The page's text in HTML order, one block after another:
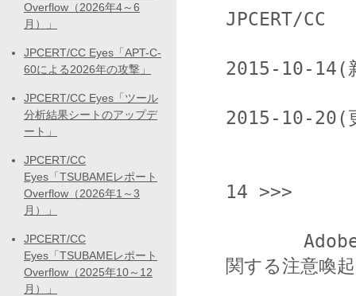
JPCERT/CC
2015-10-14(
2015-10-20(
14 >>>
関する注意喚起
Overflow（2026年4～6
月）」
JPCERT/CC Eyes「APT-C-
60による2026年の攻撃」
JPCERT/CC Eyes「ツール
分析結果シートのアップデ
ート」
JPCERT/CC
Eyes「TSUBAMEレポート
Overflow（2026年1～3
月）」
JPCERT/CC
Eyes「TSUBAMEレポート
Overflow（2025年10～12
月）」